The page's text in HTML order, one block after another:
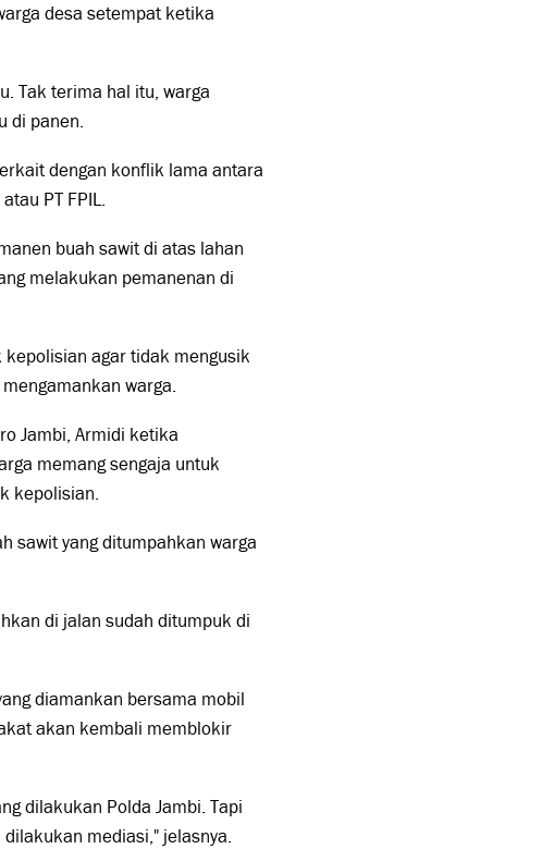
desa setempat ketika
Tak terima hal itu, warga
di panen.
dengan konflik lama antara
PT FPIL.
buah sawit di atas lahan
melakukan pemanenan di
agar tidak mengusik
warga.
Jambi, Armidi ketika
memang sengaja untuk
kepolisian.
sawit yang ditumpahkan warga
di jalan sudah ditumpuk di
diamankan bersama mobil
akan kembali memblokir
dilakukan Polda Jambi. Tapi
mediasi," jelasnya.